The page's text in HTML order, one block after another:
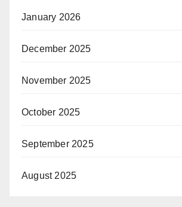
January 2026
December 2025
November 2025
October 2025
September 2025
August 2025